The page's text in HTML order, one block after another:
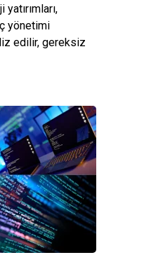
yönetimi
edilir, gereksiz